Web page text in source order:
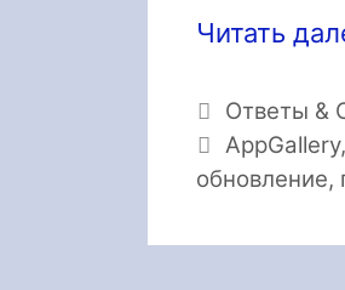
Читать
Рубрики
Ответы &
Метки
AppGallery,
обновление,